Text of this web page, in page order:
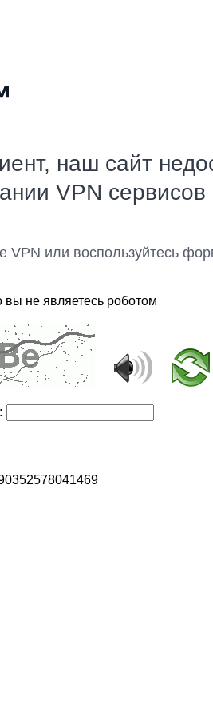
наш сайт
VPN сервисов
VPN или воспользуйтесь
вы не являетесь роботом